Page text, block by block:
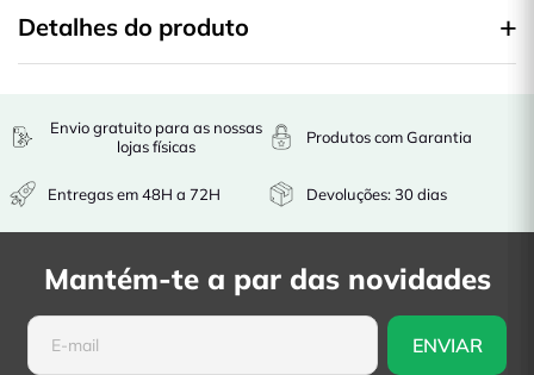
Detalhes do produto
Envio gratuito para as nossas
lojas físicas
Entregas em 48H a 72H
Produtos com Garantia
Devoluções: 30 dias
Mantém-te a par das novidades